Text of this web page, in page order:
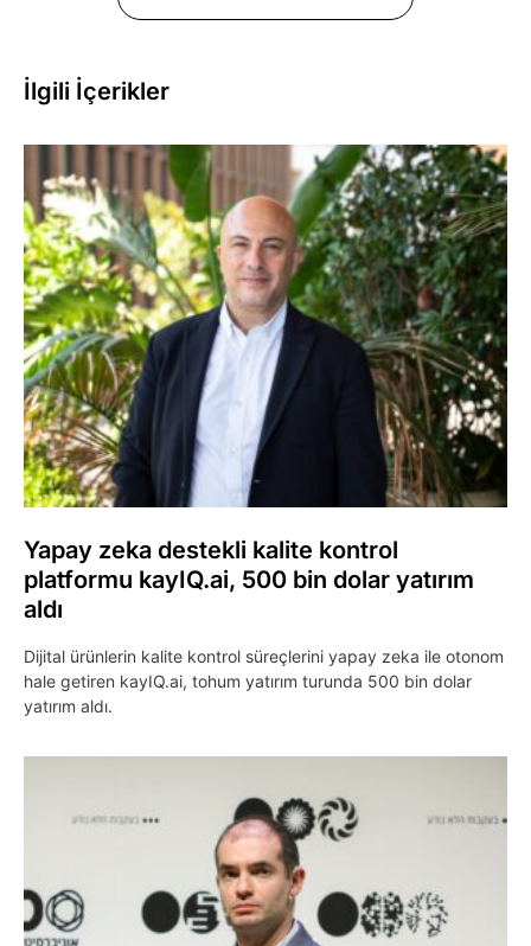
İlgili İçerikler
Yapay zeka destekli kalite kontrol
platformu kayIQ.ai, 500 bin dolar yatırım
aldı
Dijital ürünlerin kalite kontrol süreçlerini yapay zeka ile otonom
hale getiren kayIQ.ai, tohum yatırım turunda 500 bin dolar
yatırım aldı.